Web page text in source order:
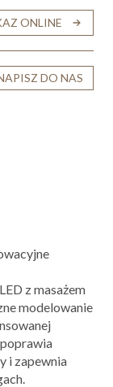
ONLINE
DO NAS
z masażem
modelowanie
i zapewnia